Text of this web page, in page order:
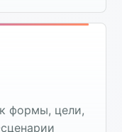
формы, цели,